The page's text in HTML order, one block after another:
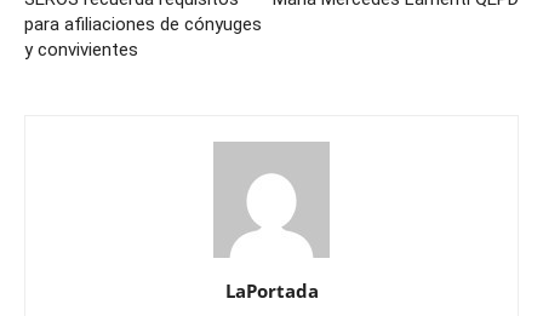
para afiliaciones de cónyuges
y convivientes
LaPortada